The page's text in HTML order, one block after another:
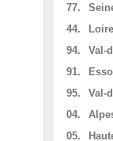
77.
44.
94.
Val-
91.
95.
Val-
04.
05.